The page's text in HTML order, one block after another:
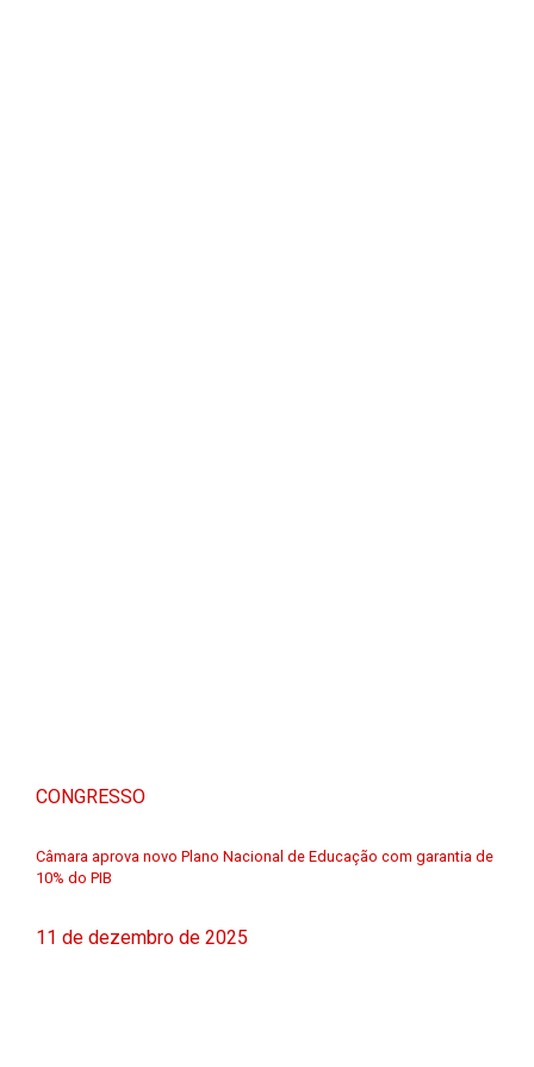
CONGRESSO
Câmara aprova novo Plano Nacional de Educação com garantia de
10% do PIB
11 de dezembro de 2025